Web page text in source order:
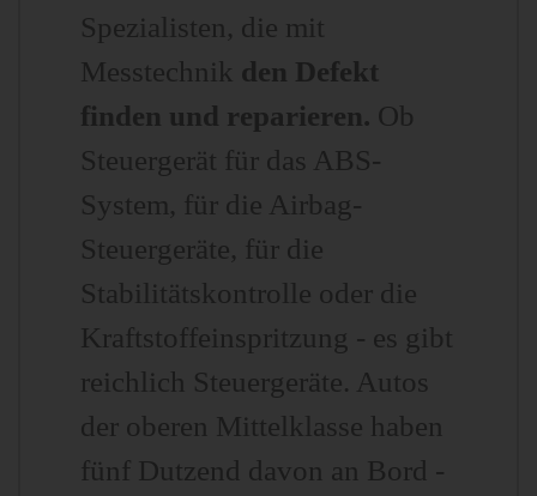
Spezialisten, die mit
Messtechnik den Defekt
finden und reparieren. Ob
Steuergerät für das ABS-
System, für die Airbag-
Steuergeräte, für die
Stabilitätskontrolle oder die
Kraftstoffeinspritzung - es gibt
reichlich Steuergeräte. Autos
der oberen Mittelklasse haben
fünf Dutzend davon an Bord -